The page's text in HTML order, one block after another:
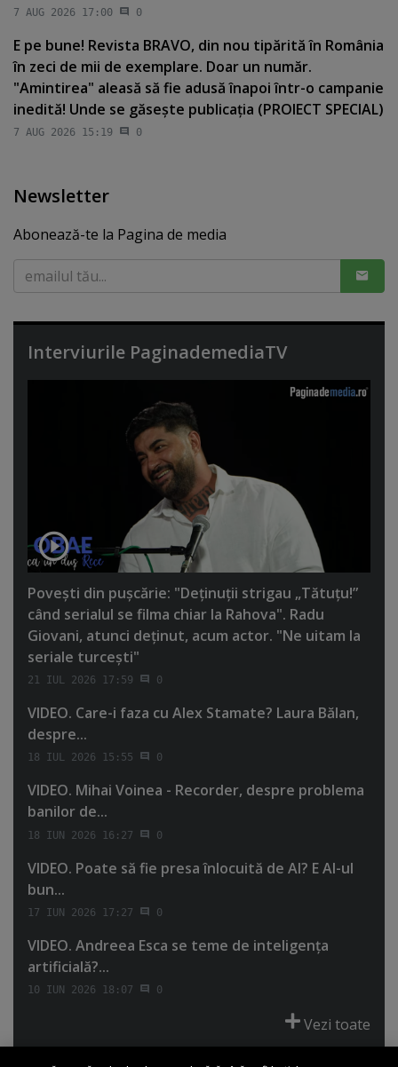
7 AUG 2026 17:00 0
E pe bune! Revista BRAVO, din nou tipărită în România
în zeci de mii de exemplare. Doar un număr.
"Amintirea" aleasă să fie adusă înapoi într-o campanie
inedită! Unde se găseşte publicaţia (PROIECT SPECIAL)
7 AUG 2026 15:19 0
Newsletter
Abonează-te la Pagina de media
Interviurile PaginademediaTV
Poveşti din puşcărie: "Deţinuţii strigau „Tătuţu!”
când serialul se filma chiar la Rahova". Radu
Giovani, atunci deţinut, acum actor. "Ne uitam la
seriale turceşti"
21 IUL 2026 17:59 0
VIDEO. Care-i faza cu Alex Stamate? Laura Bălan,
despre...
18 IUL 2026 15:55 0
VIDEO. Mihai Voinea - Recorder, despre problema
banilor de...
18 IUN 2026 16:27 0
VIDEO. Poate să fie presa înlocuită de AI? E AI-ul
bun...
17 IUN 2026 17:27 0
VIDEO. Andreea Esca se teme de inteligenţa
artificială?...
10 IUN 2026 18:07 0
Vezi toate